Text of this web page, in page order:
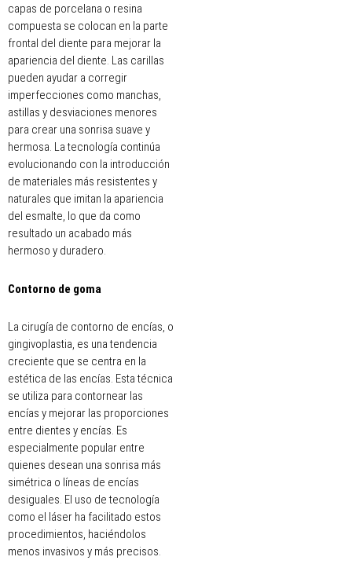
capas de porcelana o resina
compuesta se colocan en la parte
frontal del diente para mejorar la
apariencia del diente. Las carillas
pueden ayudar a corregir
imperfecciones como manchas,
astillas y desviaciones menores
para crear una sonrisa suave y
hermosa. La tecnología continúa
evolucionando con la introducción
de materiales más resistentes y
naturales que imitan la apariencia
del esmalte, lo que da como
resultado un acabado más
hermoso y duradero.
Contorno de goma
La cirugía de contorno de encías, o
gingivoplastia, es una tendencia
creciente que se centra en la
estética de las encías. Esta técnica
se utiliza para contornear las
encías y mejorar las proporciones
entre dientes y encías. Es
especialmente popular entre
quienes desean una sonrisa más
simétrica o líneas de encías
desiguales. El uso de tecnología
como el láser ha facilitado estos
procedimientos, haciéndolos
menos invasivos y más precisos.